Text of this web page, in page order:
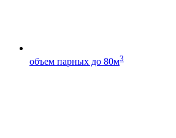
объем парных до 80м3